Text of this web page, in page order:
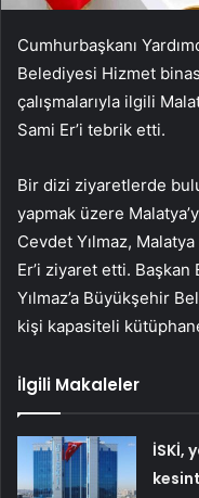
Cumhurbaşkanı
Belediyesi Hizmet
çalışmalarıyla ilgili
Sami Er’i tebrik etti.
Bir dizi ziyaretlerde
yapmak üzere
Cevdet Yılmaz,
Er’i ziyaret etti. Başkan
Yılmaz’a Büyükşehir
kişi kapasiteli
İlgili Makaleler
İSKİ,